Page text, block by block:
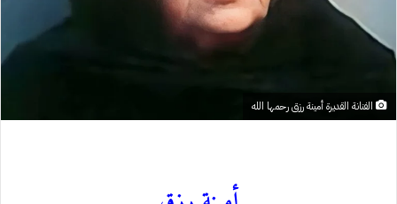
الفنانة القديرة أمينة رزق رحمها الله